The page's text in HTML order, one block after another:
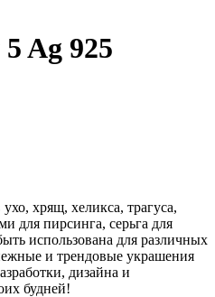
Ag 925
хрящ, хеликса, трагуса,
для пирсинга, серьга для
использована для различных
и трендовые украшения
дизайна и
будней!